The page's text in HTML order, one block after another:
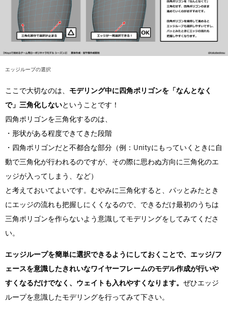
エッジループの選択
ここで大切なのは、 モデリング中に四角ポリゴンを「なんとなく
で」三角化しないということです！
四角ポリゴンを三角化するのは、
・形状がある程度できてきた段階
・四角ポリゴンだと不都合な部分（例：Unityにもっていくときに自
動で三角化が行われるのですが、その際に思わぬ方向に三角化のエ
ッジが入ってしまう、など）
と考えておいてよいです。むやみに三角化すると、パッとみたとき
にエッジの流れも把握しにくくなるので、できるだけ最初のうちは
三角ポリゴンを作らないよう意識してモデリングをしてみてくださ
い。
エッジループを簡単に選択できるようにしておくことで、エッジ/フ
ェースを意識したきれいなワイヤーフレームのモデル作成が行いや
すくなるだけでなく、ウェイトも入れやすくなります。 ぜひエッジ
ループを意識したモデリングを行ってみて下さい。